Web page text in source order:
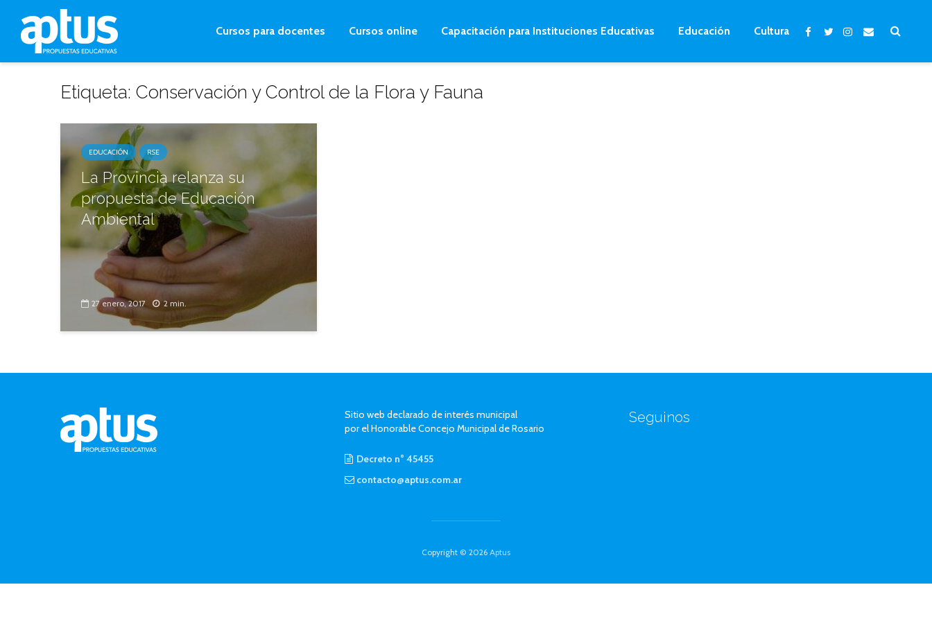
Cursos para docentes Cursos online Capacitación para Instituciones Educativas Educación Cultura
Etiqueta: Conservación y Control de la Flora y Fauna
EDUCACIÓN RSE
La Provincia relanza su
propuesta de Educación
Ambiental
27 enero, 2017 2 min.
Sitio web declarado de interés municipal
por el Honorable Concejo Municipal de Rosario
Decreto n° 45455
contacto@aptus.com.ar
Seguinos
Copyright © 2026 Aptus